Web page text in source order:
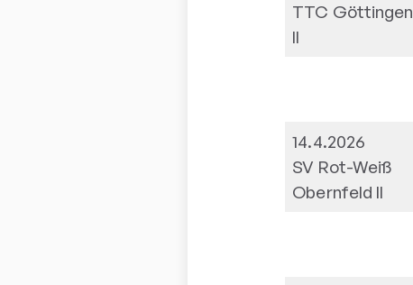
TTC Göttingen
II
14.4.2026
SV Rot-Weiß
Obernfeld II